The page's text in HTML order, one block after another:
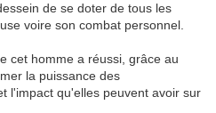
de se doter de tous les
voire son combat personnel.
cet homme a réussi, grâce au
la puissance des
l'impact qu'elles peuvent avoir sur